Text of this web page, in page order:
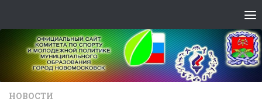
НОВОСТИ